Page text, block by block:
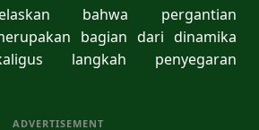
bahwa pergantian
bagian dari dinamika
langkah penyegaran
ADVERTISEMENT